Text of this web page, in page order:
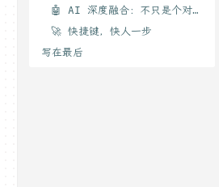
🤖 AI 深度融合：不只是个对话框
🚀 快捷键，快人一步
写在最后